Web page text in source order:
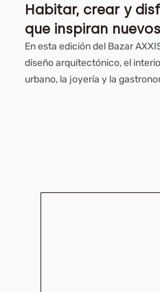
Habitar, crear y
que inspiran
En esta edición del Bazar
diseño arquitectónico, el
urbano, la joyería y la